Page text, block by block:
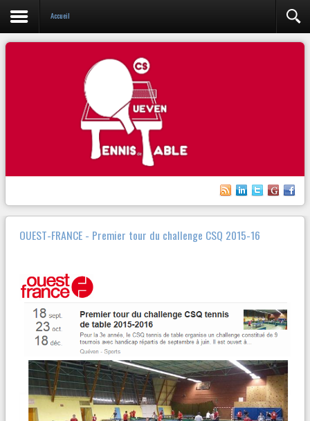
Accueil
OUEST-FRANCE - Premier tour du challenge CSQ 2015-16